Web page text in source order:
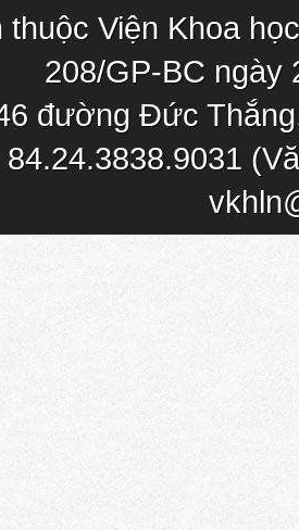
thuộc Viện Khoa
208/GP-BC ngày
đường Đức